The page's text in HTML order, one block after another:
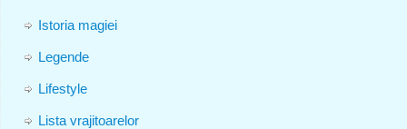
Istoria magiei
Legende
Lifestyle
Lista vrajitoarelor